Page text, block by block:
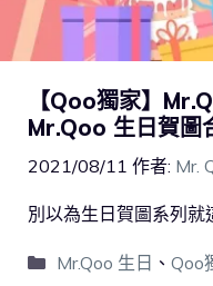
【Qoo獨家】
Mr.Qoo 生日賀圖
2021/08/11 作者: Mr.
別以為生日賀圖系列就
Mr.Qoo 生日 、 Qoo